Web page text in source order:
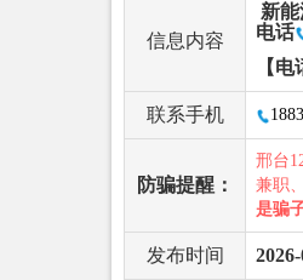
信息内容
新
电话
【
联系手机
防骗提醒：
邢台
兼职
是骗
发布时间